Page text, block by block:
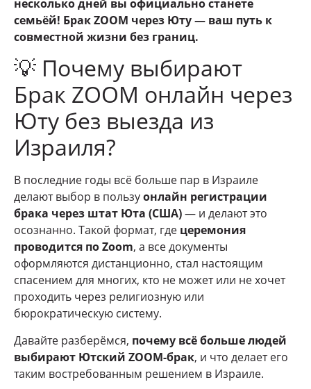
несколько дней вы официально станете
семьёй! Брак ZOOM через Юту — ваш путь к
совместной жизни без границ.
💡 Почему выбирают
Брак ZOOM онлайн через
Юту без выезда из
Израиля?
В последние годы всё больше пар в Израиле
делают выбор в пользуонлайн регистрации
брака через штат Юта (США)— и делают это
осознанно. Такой формат, где церемония
проводится по Zoom, а все документы
оформляются дистанционно, стал настоящим
спасением для многих, кто не может или не хочет
проходить через религиозную или
бюрократическую систему.
Давайте разберёмся, почему всё больше людей
выбирают Ютский ZOOM-брак, и что делает его
таким востребованным решением в Израиле.